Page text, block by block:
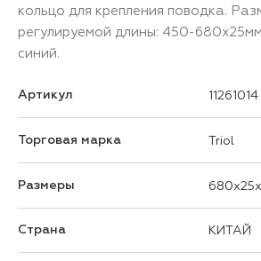
кольцо для крепления поводка.
регулируемой длины: 450-
синий.
Артикул 11261014
Торговая марка Triol
Размеры
Страна КИТАЙ